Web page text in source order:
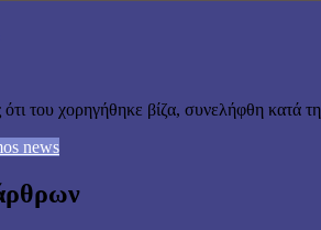
του χορηγήθηκε βίζα, συνελήφθη κατά
news